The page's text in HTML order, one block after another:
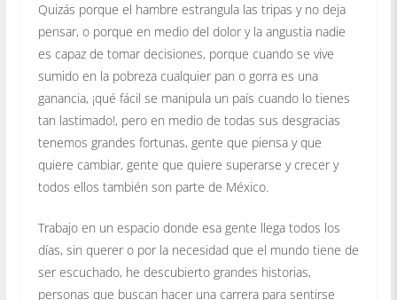
Quizás porque el hambre estrangula las tripas y no deja
pensar, o porque en medio del dolor y la angustia nadie
es capaz de tomar decisiones, porque cuando se vive
sumido en la pobreza cualquier pan o gorra es una
ganancia, ¡qué fácil se manipula un país cuando lo tienes
tan lastimado!, pero en medio de todas sus desgracias
tenemos grandes fortunas, gente que piensa y que
quiere cambiar, gente que quiere superarse y crecer y
todos ellos también son parte de México.
Trabajo en un espacio donde esa gente llega todos los
días, sin querer o por la necesidad que el mundo tiene de
ser escuchado, he descubierto grandes historias,
personas que buscan hacer una carrera para sentirse